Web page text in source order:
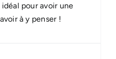
pour avoir une
à y penser !